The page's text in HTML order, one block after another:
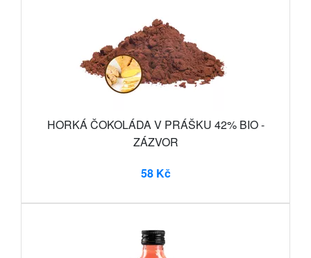
HORKÁ ČOKOLÁDA V PRÁŠKU 42% BIO -
ZÁZVOR
58 Kč